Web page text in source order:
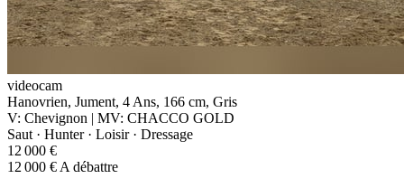
videocam
Hanovrien, Jument, 4 Ans, 166 cm, Gris
V: Chevignon | MV: CHACCO GOLD
Saut · Hunter · Loisir · Dressage
12 000 €
12 000 € A débattre